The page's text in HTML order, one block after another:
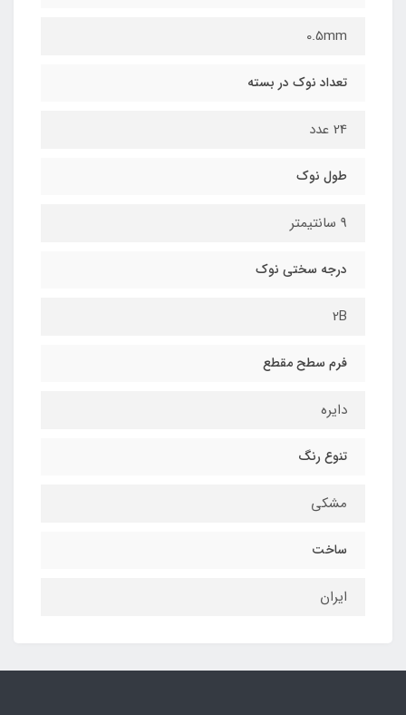
0.5mm
تعداد نوک در بسته
24 عدد
طول نوک
9 سانتیمتر
درجه سختی نوک
2B
فرم سطح مقطع
دایره
تنوع رنگ
مشکی
ساخت
ایران